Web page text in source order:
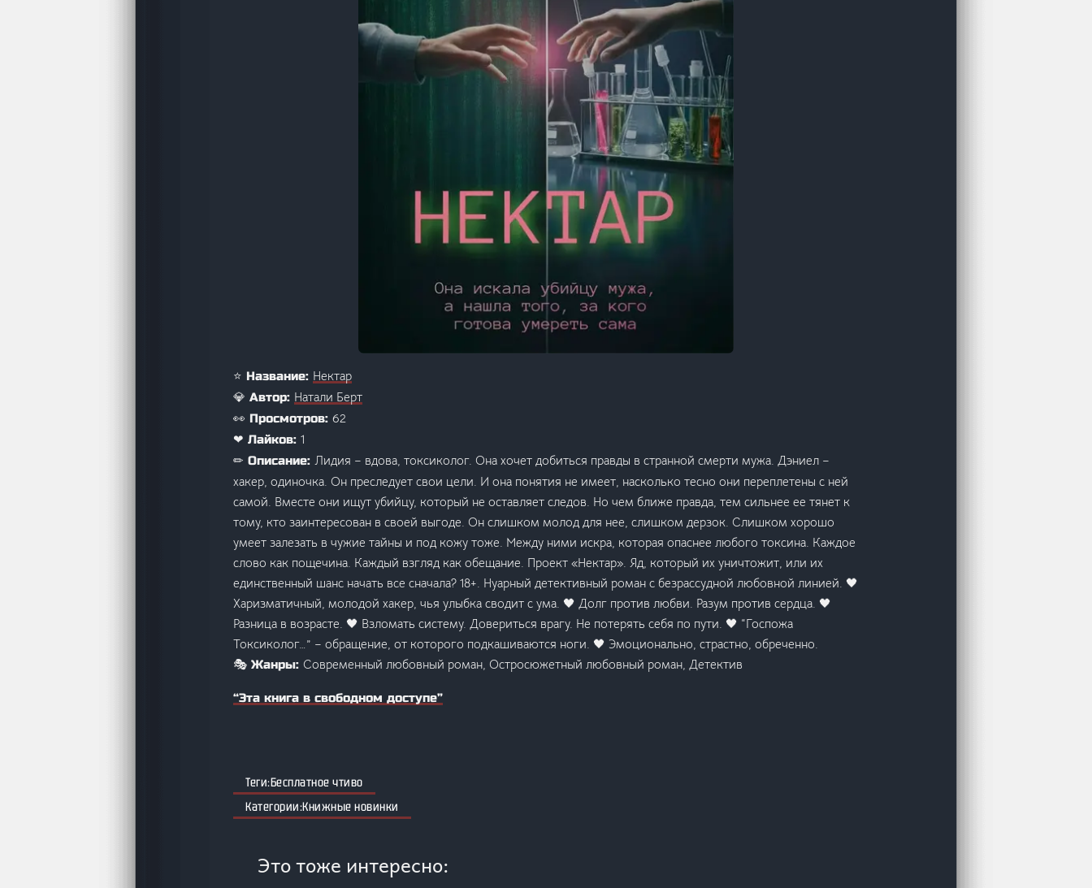
⭐ Название: Нектар
💎 Автор: Натали Берт
👀 Просмотров: 62
❤ Лайков: 1
✏ Описание: Лидия – вдова, токсиколог. Она хочет добиться правды в странной смерти мужа. Дэниел –
хакер, одиночка. Он преследует свои цели. И она понятия не имеет, насколько тесно они переплетены с ней
самой. Вместе они ищут убийцу, который не оставляет следов. Но чем ближе правда, тем сильнее ее тянет к
тому, кто заинтересован в своей выгоде. Он слишком молод для нее, слишком дерзок. Слишком хорошо
умеет залезать в чужие тайны и под кожу тоже. Между ними искра, которая опаснее любого токсина. Каждое
слово как пощечина. Каждый взгляд как обещание. Проект «Нектар». Яд, который их уничтожит, или их
единственный шанс начать все сначала? 18+. Нуарный детективный роман с безрассудной любовной линией. 🖤
Харизматичный, молодой хакер, чья улыбка сводит с ума. 🖤 Долг против любви. Разум против сердца. 🖤
Разница в возрасте. 🖤 Взломать систему. Довериться врагу. Не потерять себя по пути. 🖤 “Госпожа
Токсиколог…” – обращение, от которого подкашиваются ноги. 🖤 Эмоционально, страстно, обреченно.
🎭 Жанры: Современный любовный роман, Остросюжетный любовный роман, Детектив
“Эта книга в свободном доступе”
Бесплатное чтиво
Книжные новинки
Это тоже интересно: